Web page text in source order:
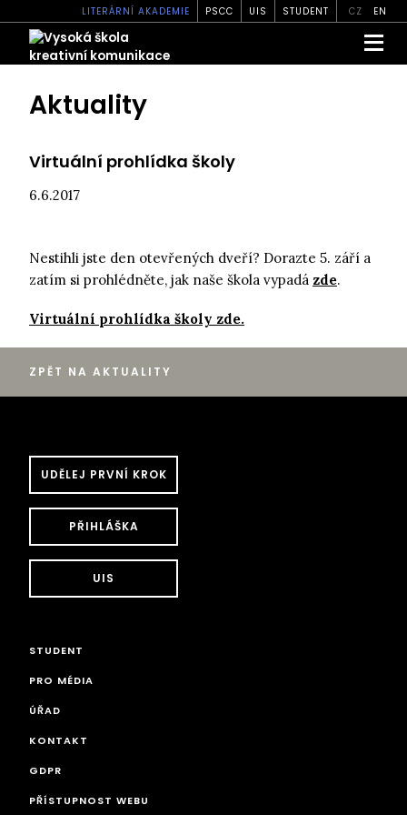
LITERÁRNÍ AKADEMIE PSCC UIS STUDENT CZ EN
Aktuality
Virtuální prohlídka školy
6.6.2017
Nestihli jste den otevřených dveří? Dorazte 5. září a
zatím si prohlédněte, jak naše škola vypadá zde.
Virtuální prohlídka školy zde.
ZPĚT NA AKTUALITY
UDĚLEJ PRVNÍ KROK
PŘIHLÁŠKA
UIS
STUDENT
PRO MÉDIA
ÚŘAD
KONTAKT
GDPR
PŘÍSTUPNOST WEBU